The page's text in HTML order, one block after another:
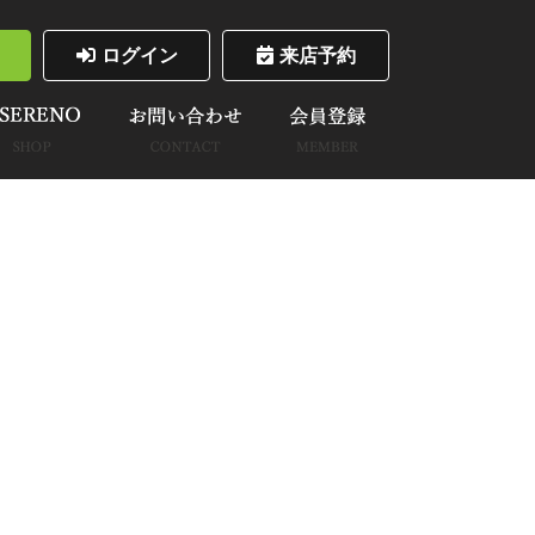
ログイン 来店予約